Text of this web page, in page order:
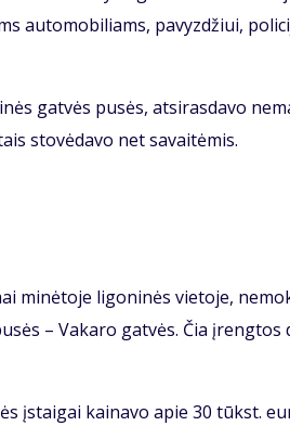
au­to­mo­bi­liams, pa­vyz­džiui,
gat­vės pu­sės, at­si­ras­da­vo
sto­vė­da­vo net sa­vai­tė­mis.
mi­nė­to­je li­go­ni­nės vie­to­je,
– Va­ka­ro gat­vės. Čia įreng­tos
įstai­gai kai­na­vo apie 30 tūkst.